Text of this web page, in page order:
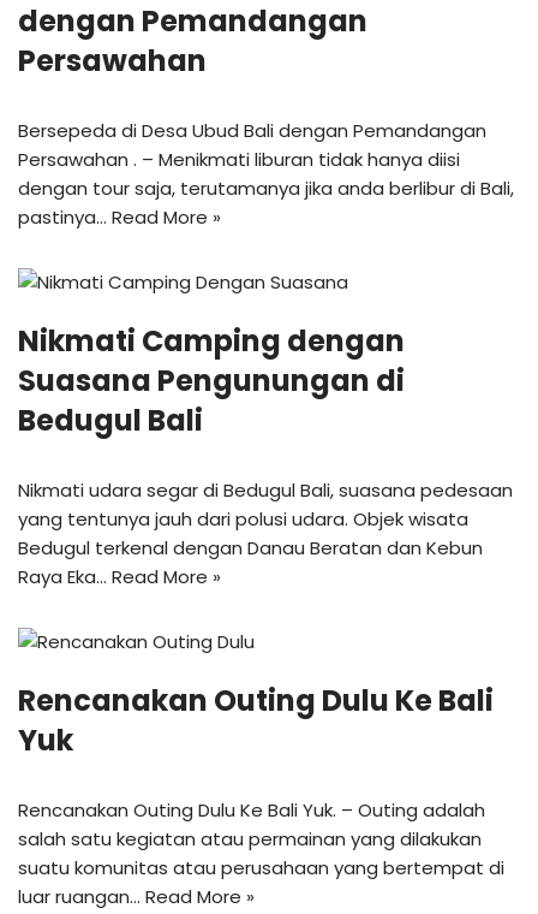
dengan Pemandangan
Persawahan
Bersepeda di Desa Ubud Bali dengan Pemandangan
Persawahan . – Menikmati liburan tidak hanya diisi
dengan tour saja, terutamanya jika anda berlibur di Bali,
pastinya… Read More »
Nikmati Camping dengan
Suasana Pengunungan di
Bedugul Bali
Nikmati udara segar di Bedugul Bali, suasana pedesaan
yang tentunya jauh dari polusi udara. Objek wisata
Bedugul terkenal dengan Danau Beratan dan Kebun
Raya Eka… Read More »
Rencanakan Outing Dulu Ke Bali
Yuk
Rencanakan Outing Dulu Ke Bali Yuk. – Outing adalah
salah satu kegiatan atau permainan yang dilakukan
suatu komunitas atau perusahaan yang bertempat di
luar ruangan… Read More »